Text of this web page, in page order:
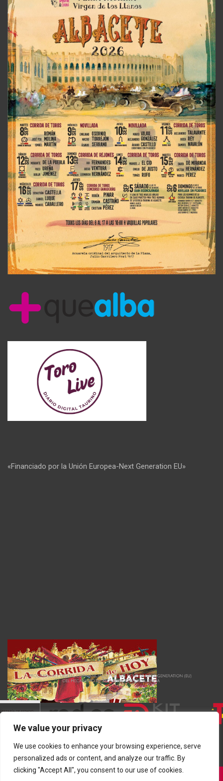
We value your privacy
We use cookies to enhance your browsing experience, serve
personalized ads or content, and analyze our traffic. By
clicking "Accept All", you consent to our use of cookies.
«Financiado por la Unión Europea-Next Generation EU»